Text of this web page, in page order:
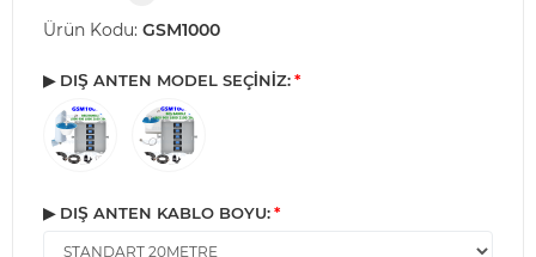
Ürün Kodu: GSM1000
▶ DIŞ ANTEN MODEL SEÇİNİZ:
▶ DIŞ ANTEN KABLO BOYU: